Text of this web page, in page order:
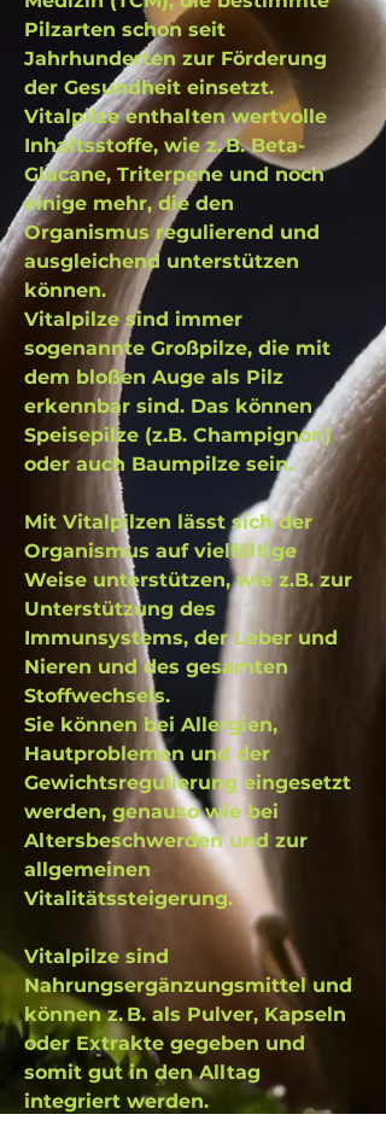
Pilzarten schon seit
Jahrhunderten zur Förderung
der Gesundheit einsetzt.
Vitalpilze enthalten wertvolle
Inhaltsstoffe, wie z. B. Beta-
Glucane, Triterpene und noch
einige mehr, die den
Organismus regulierend und
ausgleichend unterstützen
können.
Vitalpilze sind immer
sogenannte Großpilze, die mit
dem bloßen Auge als Pilz
erkennbar sind. Das können
Speisepilze (z.B. Champignon)
oder auch Baumpilze sein.
Mit Vitalpilzen lässt sich der
Organismus auf vielfältige
Weise unterstützen, wie z.B. zur
Unterstützung des
Immunsystems, der Leber und
Nieren und des gesamten
Stoffwechsels.
Sie können bei Allergien,
Hautproblemen und der
Gewichtsregulierung eingesetzt
werden, genauso wie bei
Altersbeschwerden und zur
allgemeinen
Vitalitätssteigerung.
Vitalpilze sind
Nahrungsergänzungsmittel und
können z. B. als Pulver, Kapseln
oder Extrakte gegeben und
somit gut in den Alltag
integriert werden.